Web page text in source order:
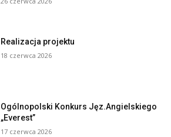
Realizacja projektu
18 czerwca 2026
Ogólnopolski Konkurs Jęz.Angielskiego
„Everest”
17 czerwca 2026